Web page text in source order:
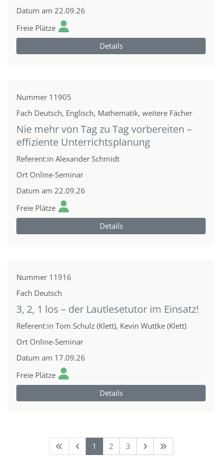
Datum am 22.09.26
Freie Plätze
Details
Nummer 11905
Fach Deutsch, Englisch, Mathematik, weitere Fächer
Nie mehr von Tag zu Tag vorbereiten –
effiziente Unterrichtsplanung
Referent:in Alexander Schmidt
Ort Online-Seminar
Datum am 22.09.26
Freie Plätze
Details
Nummer 11916
Fach Deutsch
3, 2, 1 los – der Lautlesetutor im Einsatz!
Referent:in Tom Schulz (Klett), Kevin Wuttke (Klett)
Ort Online-Seminar
Datum am 17.09.26
Freie Plätze
Details
1 2 3